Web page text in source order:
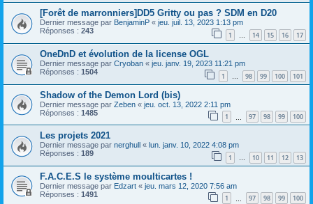
[Forêt de marronniers]DD5 Gritty ou pas ? SDM en D20
Dernier message par BenjaminP « jeu. juil. 13, 2023 1:13 pm
Réponses : 243 1 … 14 15 16 17
OneDnD et évolution de la license OGL
Dernier message par Cryoban « jeu. janv. 19, 2023 11:21 pm
Réponses : 1504 1 … 98 99 100 101
Shadow of the Demon Lord (bis)
Dernier message par Zeben « jeu. oct. 13, 2022 2:11 pm
Réponses : 1485 1 97 98 99 100
Les projets 2021
Dernier message par nerghull « lun. janv. 10, 2022 4:08 pm
Réponses : 189 1 … 10 11 12 13
F.A.C.E.S le système moulticartes !
Dernier message par Edzart « jeu. mars 12, 2020 7:56 am
Réponses : 1491 1 97 98 99 100